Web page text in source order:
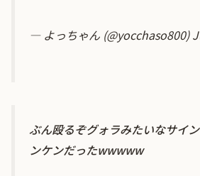
— よっちゃん (@yocchaso800)
ぶん殴るぞグォラみたいなサイ
ンケンだったwwwww